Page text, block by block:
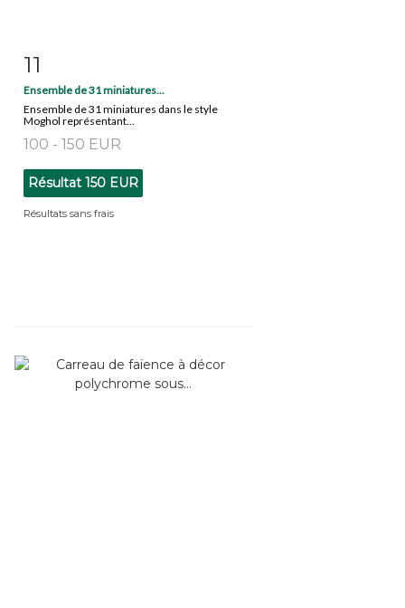
Fiche détaillée
11
Ensemble de 31 miniatures...
Ensemble de 31 miniatures dans le style
Moghol représentant...
100 - 150 EUR
Résultat 150 EUR
Résultats sans frais